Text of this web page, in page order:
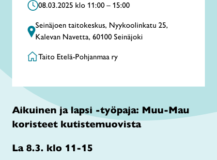
08.03.2025 klo 11:00 – 15:00
Seinäjoen taitokeskus, Nyykoolinkatu 25,
Kalevan Navetta, 60100 Seinäjoki
Taito Etelä-Pohjanmaa ry
Aikuinen ja lapsi -työpaja: Muu-Mau
koristeet kutistemuovista
La 8.3. klo 11-15